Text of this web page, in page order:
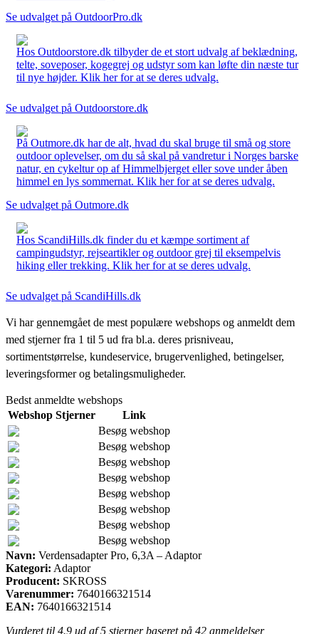
Se udvalget på OutdoorPro.dk
Hos Outdoorstore.dk tilbyder de et stort udvalg af beklædning,
telte, soveposer, kogegrej og udstyr som kan løfte din næste tur
til nye højder. Klik her for at se deres udvalg.
Se udvalget på Outdoorstore.dk
På Outmore.dk har de alt, hvad du skal bruge til små og store
outdoor oplevelser, om du så skal på vandretur i Norges barske
natur, en cykeltur op af Himmelbjerget eller sove under åben
himmel en lys sommernat. Klik her for at se deres udvalg.
Se udvalget på Outmore.dk
Hos ScandiHills.dk finder du et kæmpe sortiment af
campingudstyr, rejseartikler og outdoor grej til eksempelvis
hiking eller trekking. Klik her for at se deres udvalg.
Se udvalget på ScandiHills.dk
Vi har gennemgået de mest populære webshops og anmeldt dem
med stjerner fra 1 til 5 ud fra bl.a. deres prisniveau,
sortimentstørrelse, kundeservice, brugervenlighed, betingelser,
leveringsformer og betalingsmuligheder.
Bedst anmeldte webshops
Webshop Stjerner
Link
Besøg webshop
Besøg webshop
Besøg webshop
Besøg webshop
Besøg webshop
Besøg webshop
Besøg webshop
Besøg webshop
Navn: Verdensadapter Pro, 6,3A – Adaptor
Kategori: Adaptor
Producent: SKROSS
Varenummer: 7640166321514
EAN: 7640166321514
Vurderet til 4.9 ud af 5 stjerner baseret på 42 anmeldelser